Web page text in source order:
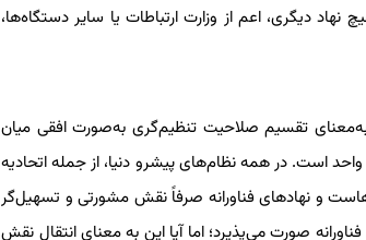
دیگری، اعم از وزارت ارتباطات یا سایر دستگاه‌ها،
به‌معنای تقسیم صلاحیت تنظیم‌گری به‌صورت افقی میان
است. در همه نظام‌های پیشرو دنیا، از جمله اتحادیه
و نهادهای فناورانه صرفاً نقش مشورتی و تسهیل‌گر
صورت می‌پذیرد؛ اما آیا این به معنای انتقال نقش